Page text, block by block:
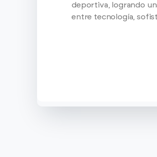
deportiva, logrando
entre tecnología,